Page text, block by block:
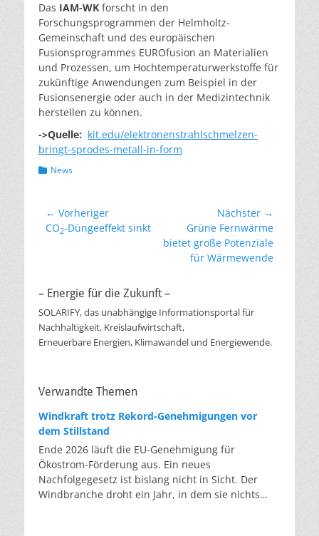
Das IAM-WK forscht in den
Forschungsprogrammen der Helmholtz-
Gemeinschaft und des europäischen
Fusionsprogrammes EUROfusion an Materialien
und Prozessen, um Hochtemperaturwerkstoffe für
zukünftige Anwendungen zum Beispiel in der
Fusionsenergie oder auch in der Medizintechnik
herstellen zu können.
->Quelle: kit.edu/elektronenstrahlschmelzen-
bringt-sprodes-metall-in-form
Kategorien
News
Beitragsnavigation
← Vorheriger
Vorheriger
CO2-Düngeeffekt sinkt
Nächster →
Nächster
Beitrag:
Grüne Fernwärme
bietet große Potenziale
für Wärmewende
– Energie für die Zukunft –
SOLARIFY, das unabhängige Informationsportal für
Nachhaltigkeit, Kreislaufwirtschaft,
Erneuerbare Energien, Klimawandel und Energiewende.
Verwandte Themen
Windkraft trotz Rekord-Genehmigungen vor
dem Stillstand
Ende 2026 läuft die EU-Genehmigung für
Ökostrom-Förderung aus. Ein neues
Nachfolgegesetz ist bislang nicht in Sicht. Der
Windbranche droht ein Jahr, in dem sie nichts